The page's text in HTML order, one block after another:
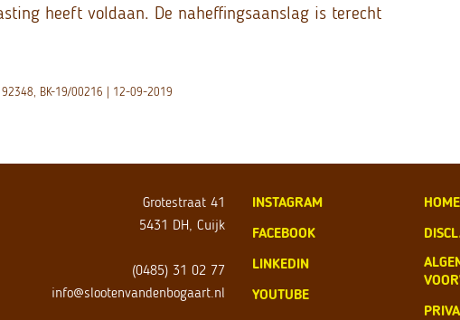
heeft voldaan. De naheffingsaanslag is terecht
BK-19/00216 | 12-09-2019
Grotestraat 41
5431 DH, Cuijk
(0485) 31 02 77
info@slootenvandenbogaart.nl
INSTAGRAM
FACEBOOK
LINKEDIN
YOUTUBE
HOME